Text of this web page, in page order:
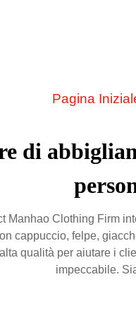
Pagina
di
Manhao Clothing Firm
cappuccio, felpe,
qualità per aiutare i
impeccabile.